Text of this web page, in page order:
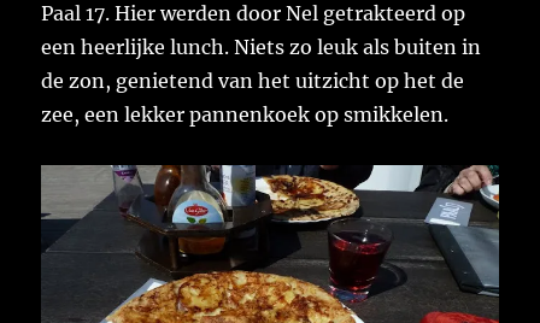
Paal 17. Hier werden door Nel getrakteerd op
een heerlijke lunch. Niets zo leuk als buiten in
de zon, genietend van het uitzicht op het de
zee, een lekker pannenkoek op smikkelen.